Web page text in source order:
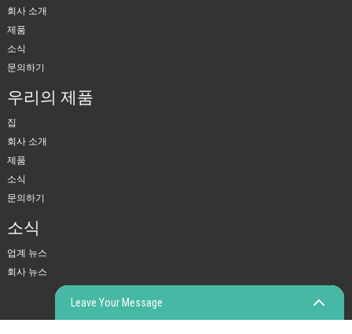
회사 소개
제품
소식
문의하기
우리의 제품
집
회사 소개
제품
소식
문의하기
소식
업계 뉴스
회사 뉴스
Leave Your Message